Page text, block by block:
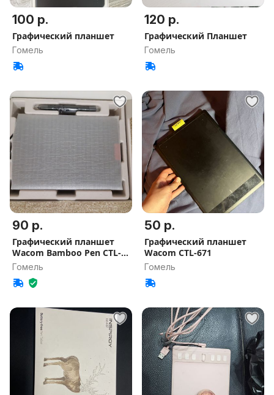
100 р.
Графический планшет
Гомель
120 р.
Графический Планшет
Гомель
90 р.
Графический планшет
Wacom Bamboo Pen CTL-
460
Гомель
50 р.
Графический планшет
Wacom CTL-671
Гомель